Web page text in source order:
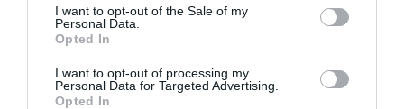
I want to opt-out of the Sale of my
Personal Data.
Opted In
I want to opt-out of processing my
Personal Data for Targeted Advertising.
Opted In